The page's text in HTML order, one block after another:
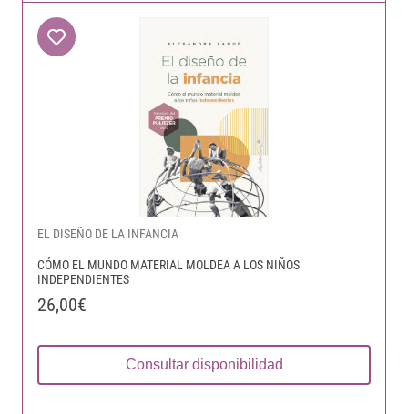
EL DISEÑO DE LA INFANCIA
CÓMO EL MUNDO MATERIAL MOLDEA A LOS NIÑOS
INDEPENDIENTES
26,00€
Consultar disponibilidad